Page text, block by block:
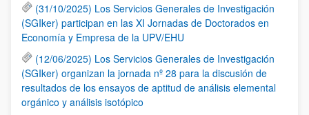
(31/10/2025) Los Servicios Generales de Investigación
(SGIker) participan en las XI Jornadas de Doctorados en
Economía y Empresa de la UPV/EHU
(12/06/2025) Los Servicios Generales de Investigación
(SGIker) organizan la jornada nº 28 para la discusión de
resultados de los ensayos de aptitud de análisis elemental
orgánico y análisis isotópico